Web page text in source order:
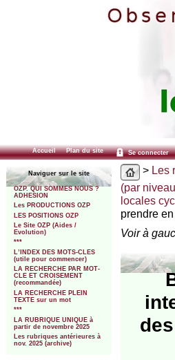
Accueil Plan du site Se connecter
Naviguer sur le site
OZP. QUI SOMMES NOUS ?
ADHESION
Les PRODUCTIONS OZP
LES POSITIONS OZP
Le Site OZP (Aides /
Evolution)
***
L’INDEX DES MOTS-CLES
(utile pour commencer)
LA RECHERCHE PAR MOT-
CLE ET CROISEMENT
(recommandée)
LA RECHERCHE PLEIN
TEXTE sur un mot
***
LA RUBRIQUE UNIQUE à
partir de novembre 2025
Les rubriques antérieures à
nov. 2025 (archive)
> Les
(par
locales
prendre
Voir à